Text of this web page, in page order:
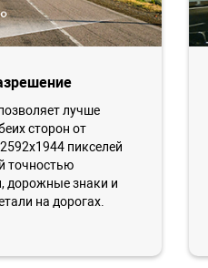
лучше
сторон от
пикселей
точностью
дорожные знаки и
на дорогах.